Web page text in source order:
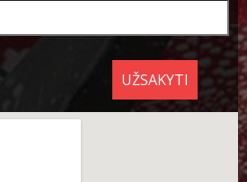
UŽSAKYTI